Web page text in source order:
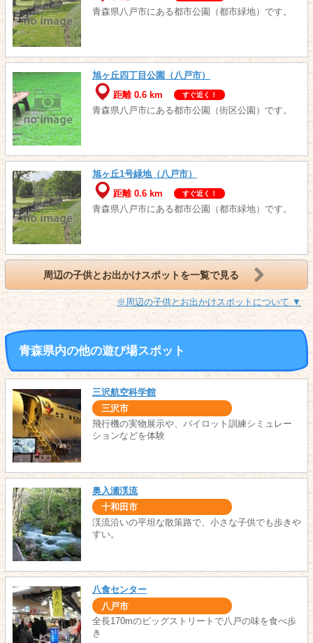
青森県八戸市にある都市公園（都市緑地）です。
旭ヶ丘四丁目公園（八戸市）
距離 0.6 km
すぐ近く！
青森県八戸市にある都市公園（街区公園）です。
旭ヶ丘1号緑地（八戸市）
距離 0.6 km
すぐ近く！
青森県八戸市にある都市公園（都市緑地）です。
周辺の子供とお出かけスポットを一覧で見る
※周辺の子供とお出かけスポットについて ▼
青森県内の他の遊び場スポット
三沢航空科学館
三沢市
飛行機の実物展示や、パイロット訓練シミュレー
ションなどを体験
奥入瀬渓流
十和田市
渓流沿いの平坦な散策路で、小さな子供でも歩きや
すい。
八食センター
八戸市
全長170mのビッグストリートで八戸の味を食べ歩
き